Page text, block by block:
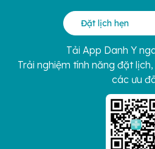
Đặt lịch hẹn
Tải App Danh Y
Trải nghiệm tính năng đặt
các ưu